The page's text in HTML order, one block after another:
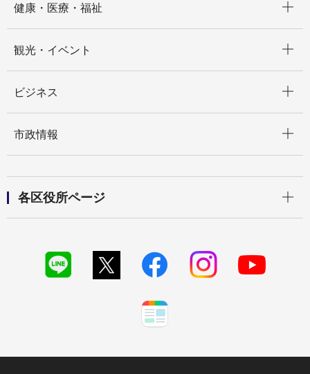
健康・医療・福祉
観光・イベント
ビジネス
市政情報
各区役所ページ